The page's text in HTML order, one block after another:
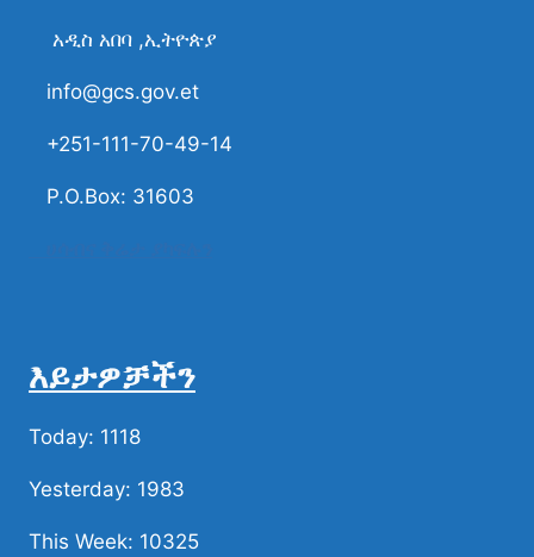
አዲስ አበባ ,ኢትዮጵያ
info@gcs.gov.et
+251-111-70-49-14
P.O.Box: 31603
እይታዎቻችን
Today: 1118
Yesterday: 1983
This Week: 10325